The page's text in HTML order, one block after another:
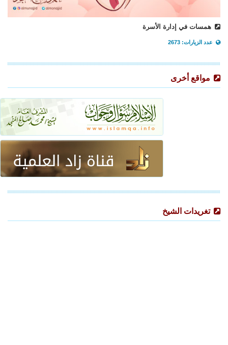
همسات في إدارة الأسرة
عدد الزيارات: 2673
مواقع أخرى
تغريدات الشيخ